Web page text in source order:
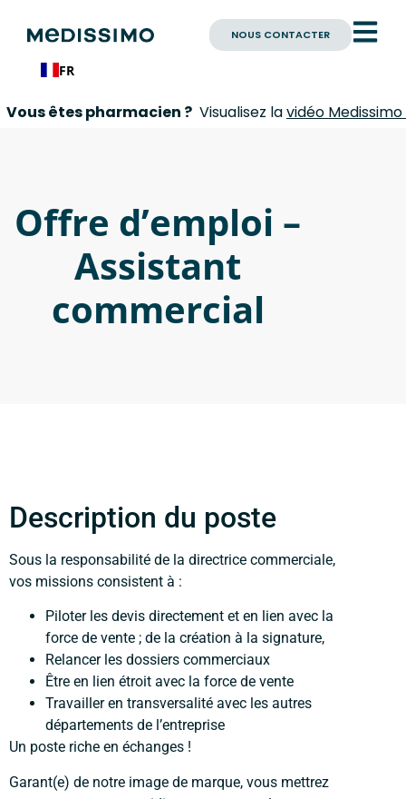
NOUS CONTACTER
FR
pharmacien ?Visualisez lavidéo Medissimo
Offre d’emploi –
Assistant
commercial
Description du poste
Sous la responsabilité de la directrice commerciale,
vos missions consistent à :
Piloter les devis directement et en lien avec la
force de vente ; de la création à la signature,
Relancer les dossiers commerciaux
Être en lien étroit avec la force de vente
Travailler en transversalité avec les autres
départements de l’entreprise
Un poste riche en échanges !
Garant(e) de notre image de marque, vous mettrez